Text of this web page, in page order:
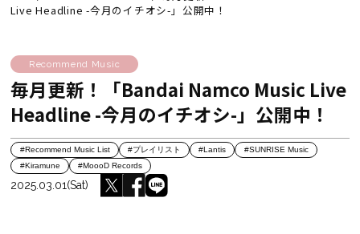
Live Headline -今月のイチオシ-」公開中！
Recommend Music
毎月更新！「Bandai Namco Music Live
Headline -今月のイチオシ-」公開中！
#Recommend Music List #プレイリスト #Lantis
#SUNRISE Music
#Kiramune
#MoooD Records
2025.03.01(Sat)